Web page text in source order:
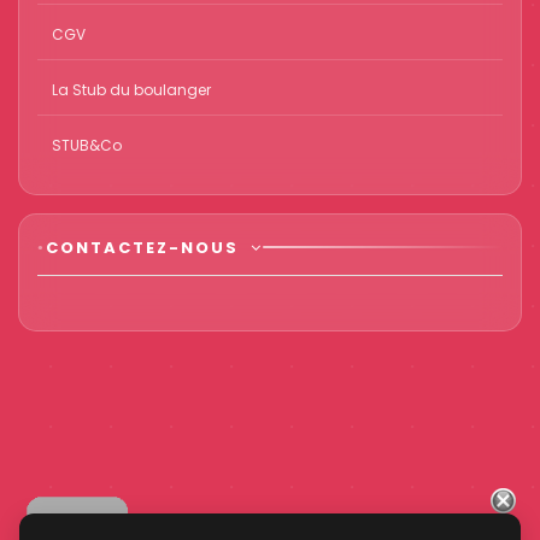
CGV
La Stub du boulanger
STUB&Co
CONTACTEZ-NOUS